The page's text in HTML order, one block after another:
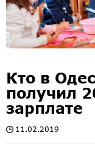
Кто в
получил
зарплате
11.02.2019